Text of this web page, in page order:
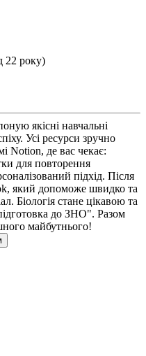
22 року)
якісні навчальні
Усі ресурси зручно
Notion, де вас чекає:
для повторення
підхід. Після
який допоможе швидко та
Біологія стане цікавою та
до ЗНО". Разом
майбутнього!